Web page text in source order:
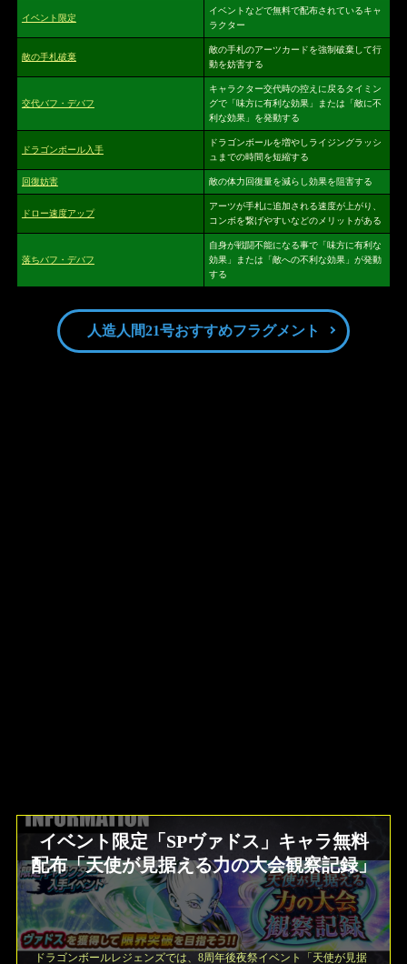
イベント限定
イベントなどで無料で配布されているキャ
ラクター
敵の手札破棄
敵の手札のアーツカードを強制破棄して行
動を妨害する
交代バフ・デバフ
キャラクター交代時の控えに戻るタイミン
グで「味方に有利な効果」または「敵に不
利な効果」を発動する
ドラゴンボール入手
ドラゴンボールを増やしライジングラッシ
ュまでの時間を短縮する
回復妨害 敵の体力回復量を減らし効果を阻害する
ドロー速度アップ
アーツが手札に追加される速度が上がり、
コンボを繋げやすいなどのメリットがある
落ちバフ・デバフ
自身が戦闘不能になる事で「味方に有利な
効果」または「敵への不利な効果」が発動
する
人造人間21号おすすめフラグメント
イベント限定「SPヴァドス」キャラ無料
配布「天使が見据える力の大会観察記録」
ドラゴンボールレジェンズでは、8周年後夜祭イベント「天使が見据